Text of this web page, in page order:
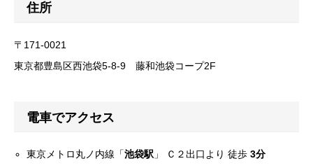
住所
〒171-0021
東京都豊島区西池袋5-8-9 藤和池袋コープ2F
電車でアクセス
東京メトロ丸ノ内線「池袋駅 」 Ｃ２出口より 徒歩 3分